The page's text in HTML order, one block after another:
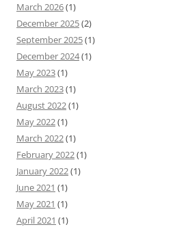
March 2026(1)
December 2025(2)
September 2025(1)
December 2024(1)
May 2023(1)
March 2023(1)
August 2022(1)
May 2022(1)
March 2022(1)
February 2022(1)
January 2022(1)
June 2021 (1)
May 2021 (1)
April 2021 (1)